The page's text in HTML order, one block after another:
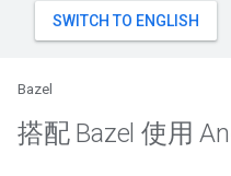
Bazel
搭配 Bazel 使用